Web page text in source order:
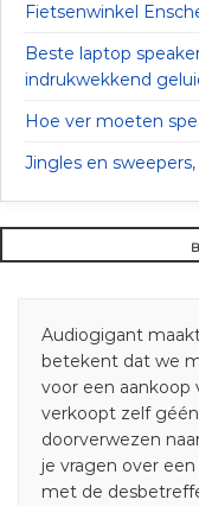
Fietsenwinkel
Beste laptop
indrukwekkend
Hoe ver moeten
Jingles en
Audiogigant
betekent dat we
voor een aankoop
verkoopt zelf
doorverwezen
je vragen over
met de